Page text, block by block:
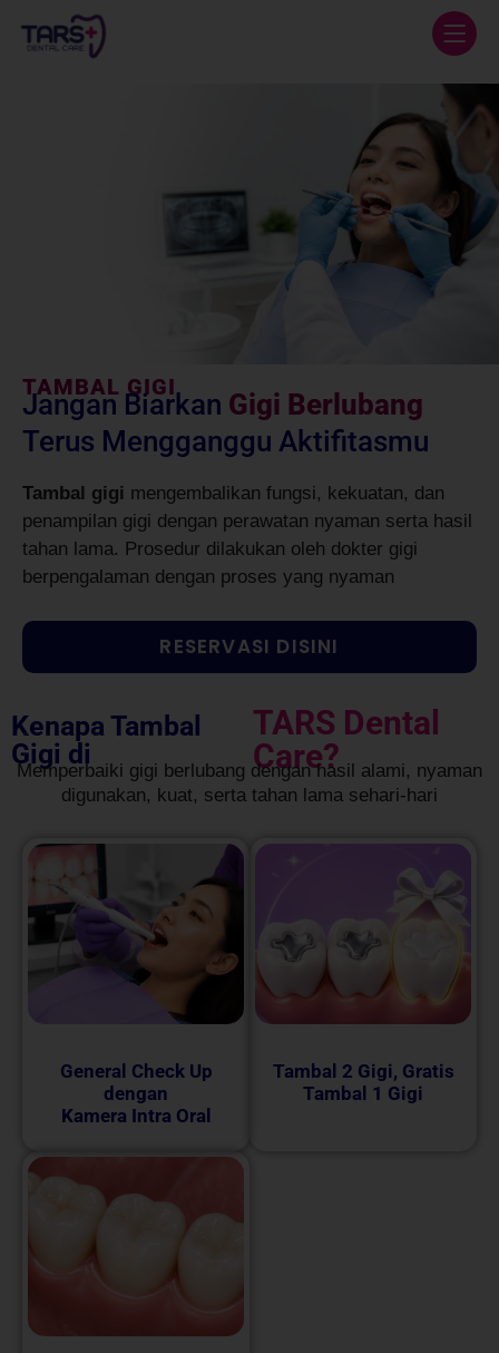
TAMBAL GIGI
Jangan Biarkan Gigi Berlubang
Terus Mengganggu Aktifitasmu
Tambal gigi mengembalikan fungsi, kekuatan, dan
penampilan gigi dengan perawatan nyaman serta hasil
tahan lama. Prosedur dilakukan oleh dokter gigi
berpengalaman dengan proses yang nyaman
RESERVASI DISINI
Kenapa Tambal
Gigi di
TARS Dental
Care?
Memperbaiki gigi berlubang dengan hasil alami, nyaman
digunakan, kuat, serta tahan lama sehari-hari
General Check Up
dengan
Kamera Intra Oral
Tambal 2 Gigi, Gratis
Tambal 1 Gigi